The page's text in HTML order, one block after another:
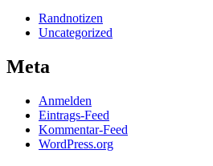
Randnotizen
Uncategorized
Meta
Anmelden
Eintrags-Feed
Kommentar-Feed
WordPress.org